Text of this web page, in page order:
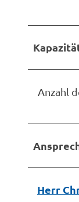
Anzahl
Herr